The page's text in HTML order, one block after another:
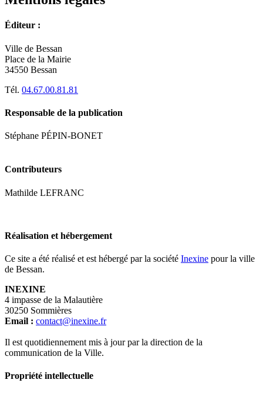
Éditeur :
Ville de Bessan
Place de la Mairie
34550 Bessan
Tél. 04.67.00.81.81
Responsable de la publication
Stéphane PÉPIN-BONET
Contributeurs
Mathilde LEFRANC
Réalisation et hébergement
Ce site a été réalisé et est hébergé par la société Inexine pour la ville
de Bessan.
INEXINE
4 impasse de la Malautière
30250 Sommières
Email : contact@inexine.fr
Il est quotidiennement mis à jour par la direction de la
communication de la Ville.
Propriété intellectuelle